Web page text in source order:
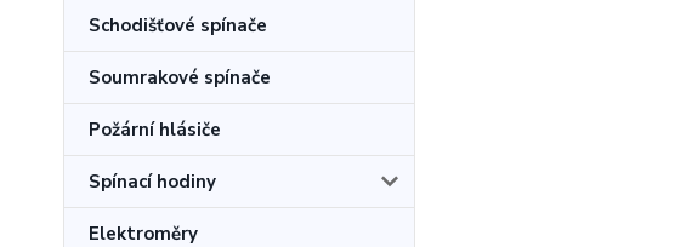
Schodišťové spínače
Soumrakové spínače
Požární hlásiče
Spínací hodiny
Elektroměry